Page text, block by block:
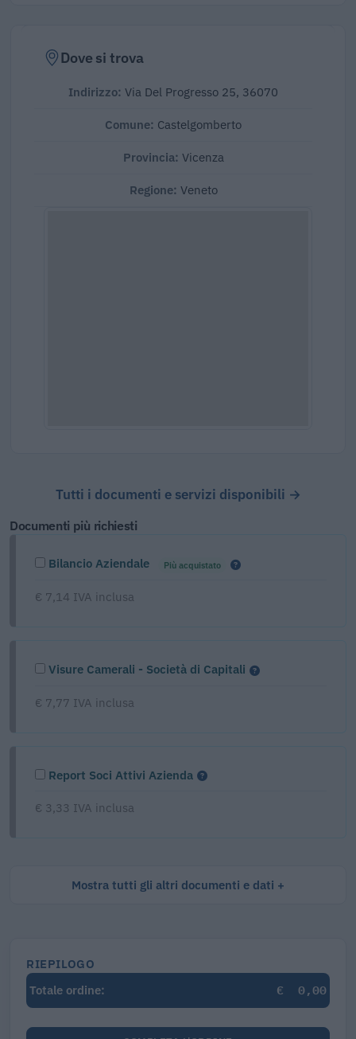
Dove si trova
Indirizzo: Via Del Progresso 25, 36070
Comune: Castelgomberto
Provincia: Vicenza
Regione: Veneto
Tutti i documenti e servizi disponibili →
Documenti più richiesti
Bilancio Aziendale Più acquistato
€ 7,14 IVA inclusa
Visure Camerali - Società di Capitali
€ 7,77 IVA inclusa
Report Soci Attivi Azienda
€ 3,33 IVA inclusa
Mostra tutti gli altri documenti e dati
RIEPILOGO
Totale ordine:
€ 0,00